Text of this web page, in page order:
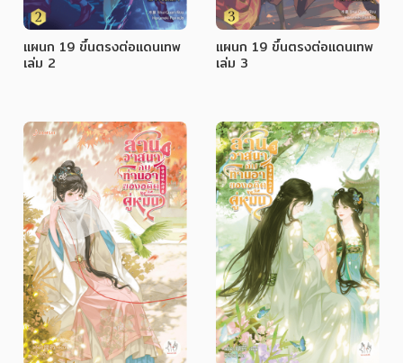
แผนก 19 ขึ้นตรงต่อแดนเทพ
เล่ม 2
แผนก 19 ขึ้นตรงต่อแดนเทพ
เล่ม 3